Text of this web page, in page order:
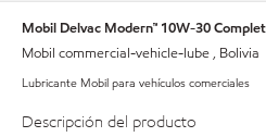
Mobil Delvac Modern™ 10W-30
Mobil commercial-vehicle-lube , Bolivia
Lubricante Mobil para vehículos comerciales
Descripción del producto